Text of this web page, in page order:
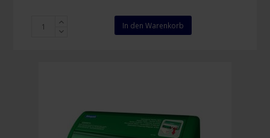
QuickFix
In den Warenkorb